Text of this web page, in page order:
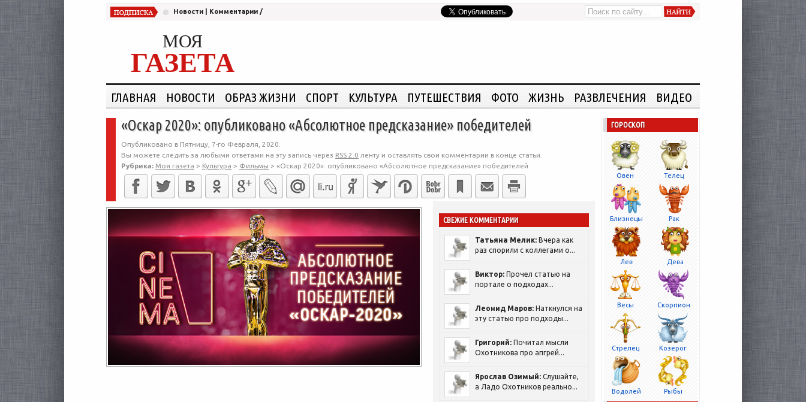
Новости Комментарии /
МОЯ
ГАЗЕТА
ГЛАВНАЯ НОВОСТИ ОБРАЗ ЖИЗНИ СПОРТ КУЛЬТУРА ПУТЕШЕСТВИЯ ФОТО ЖИЗНЬ РАЗВЛЕЧЕНИЯ ВИДЕО
«Оскар 2020»: опубликовано «Абсолютное предсказание» победителей
Опубликовано в Пятницу, 7-го Февраля, 2020.
Вы можете следить за любыми ответами на эту запись через RSS 2.0 ленту и оставлять свои комментарии в конце статьи.
Рубрика: Моя газета > Культура > Фильмы > «Оскар 2020»: опубликовано «Абсолютное предсказание» победителей
СВЕЖИЕ КОММЕНТАРИИ
Татьяна Мелик: Вчера как
раз спорили с коллегами о...
Виктор: Прочел статью на
портале о подходах...
Леонид Маров: Наткнулся на
эту статью про подходы...
Григорий: Почитал мысли
Охотникова про апгрей...
Ярослав Озимый: Слушайте,
а Ладо Охотников реально...
ГОРОСКОП
Овен Телец
Близнецы Рак
Лев Дева
Весы Скорпион
Стрелец Козерог
Водолей Рыбы